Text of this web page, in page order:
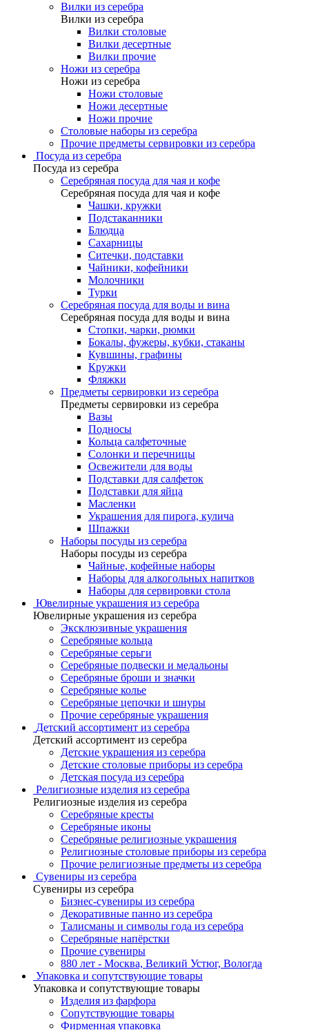
Вилки из серебра
Вилки из серебра
Вилки столовые
Вилки десертные
Вилки прочие
Ножи из серебра
Ножи из серебра
Ножи столовые
Ножи десертные
Ножи прочие
Столовые наборы из серебра
Прочие предметы сервировки из серебра
Посуда из серебра
Посуда из серебра
Серебряная посуда для чая и кофе
Серебряная посуда для чая и кофе
Чашки, кружки
Подстаканники
Блюдца
Сахарницы
Ситечки, подставки
Чайники, кофейники
Молочники
Турки
Серебряная посуда для воды и вина
Серебряная посуда для воды и вина
Стопки, чарки, рюмки
Бокалы, фужеры, кубки, стаканы
Кувшины, графины
Кружки
Фляжки
Предметы сервировки из серебра
Предметы сервировки из серебра
Вазы
Подносы
Кольца салфеточные
Солонки и перечницы
Освежители для воды
Подставки для салфеток
Подставки для яйца
Масленки
Украшения для пирога, кулича
Шпажки
Наборы посуды из серебра
Наборы посуды из серебра
Чайные, кофейные наборы
Наборы для алкогольных напитков
Наборы для сервировки стола
Ювелирные украшения из серебра
Ювелирные украшения из серебра
Эксклюзивные украшения
Серебряные кольца
Серебряные серьги
Серебряные подвески и медальоны
Серебряные броши и значки
Серебряные колье
Серебряные цепочки и шнуры
Прочие серебряные украшения
Детский ассортимент из серебра
Детский ассортимент из серебра
Детские украшения из серебра
Детские столовые приборы из серебра
Детская посуда из серебра
Религиозные изделия из серебра
Религиозные изделия из серебра
Серебряные кресты
Серебряные иконы
Серебряные религиозные украшения
Религиозные столовые приборы из серебра
Прочие религиозные предметы из серебра
Сувениры из серебра
Сувениры из серебра
Бизнес-сувениры из серебра
Декоративные панно из серебра
Талисманы и символы года из серебра
Серебряные напёрстки
Прочие сувениры
880 лет - Москва, Великий Устюг, Вологда
Упаковка и сопутствующие товары
Упаковка и сопутствующие товары
Изделия из фарфора
Сопутствующие товары
Фирменная упаковка